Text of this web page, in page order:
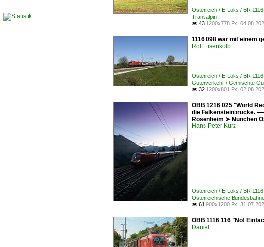
Österreich / E-Loks / BR
Transalpin
 43 1200x778 Px,
1116 098 war mit einem
Rolf Eisenkolb
Österreich / E-Loks / BR
Güterverkehr / Gemischte
 32 1200x801 Px,
ÖBB 1216 025 "World
die Falkensteinbrücke.
Rosenheim ➤ München
Hans-Peter Kurz
Österreich / E-Loks / BR
Österreichische
 61 900x1200 Px,
ÖBB 1116 116 "Nö!
Daniel